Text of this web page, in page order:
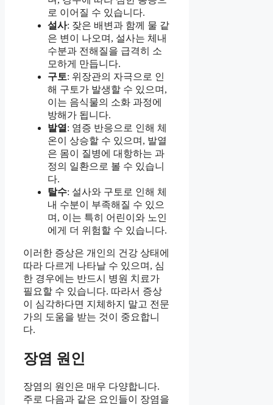
로 이어질 수 있습니다.
설사: 잦은 배변과 함께 물 같
은 변이 나오며, 설사는 체내
수분과 전해질을 급격히 소
모하게 만듭니다.
구토: 위장관의 자극으로 인
해 구토가 발생할 수 있으며,
이는 음식물의 소화 과정에
방해가 됩니다.
발열 : 염증 반응으로 인해 체
온이 상승할 수 있으며, 발열
은 몸이 질병에 대항하는 과
정의 일환으로 볼 수 있습니
다.
탈수: 설사와 구토로 인해 체
내 수분이 부족해질 수 있으
며, 이는 특히 어린이와 노인
에게 더 위험할 수 있습니다.
이러한 증상은 개인의 건강 상태에
따라 다르게 나타날 수 있으며, 심
한 경우에는 반드시 병원 치료가
필요할 수 있습니다. 따라서 증상
이 심각하다면 지체하지 말고 전문
가의 도움을 받는 것이 중요합니
다.
장염 원인
장염의 원인은 매우 다양합니다.
주로 다음과 같은 요인들이 장염을